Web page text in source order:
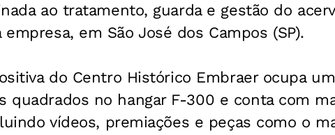
ao tratamento, guarda e gestão do
empresa, em São José dos Campos (SP).
do Centro Histórico Embraer ocupa
quadrados no hangar F-300 e conta com
vídeos, premiações e peças como o